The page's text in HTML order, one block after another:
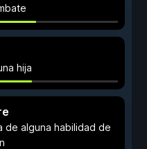
hija
de alguna habilidad de